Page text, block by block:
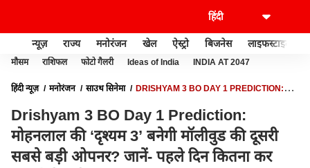
न्यूज़ राज्य मनोरंजन खेल ऐस्ट्रो बिजनेस लाइफस्टाइल
मौसम राशिफल फोटो गैलरी Ideas of India INDIA AT 2047
हिंदी न्यूज़ मनोरंजन साउथ सिनेमा
DRISHYAM 3 BO DAY 1 PREDICTION:
सकती है कलेक्शन?
Drishyam 3 BO Day 1 Prediction:
मोहनलाल की ‘दृश्यम 3’ बनेगी मॉलीवुड की दूसरी
सबसे बड़ी ओपनर? जानें- पहले दिन कितना कर